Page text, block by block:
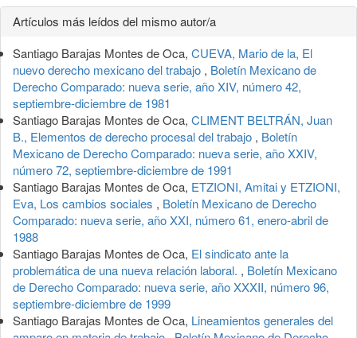
Detalles
del
artículo
Artículos más leídos del mismo autor/a
Santiago Barajas Montes de Oca, CUEVA, Mario de la, El
nuevo derecho mexicano del trabajo , Boletín Mexicano de
Derecho Comparado: nueva serie, año XIV, número 42,
septiembre-diciembre de 1981
Santiago Barajas Montes de Oca, CLIMENT BELTRÁN, Juan
B., Elementos de derecho procesal del trabajo , Boletín
Mexicano de Derecho Comparado: nueva serie, año XXIV,
número 72, septiembre-diciembre de 1991
Santiago Barajas Montes de Oca, ETZIONI, Amitai y ETZIONI,
Eva, Los cambios sociales , Boletín Mexicano de Derecho
Comparado: nueva serie, año XXI, número 61, enero-abril de
1988
Santiago Barajas Montes de Oca, El sindicato ante la
problemática de una nueva relación laboral. , Boletín Mexicano
de Derecho Comparado: nueva serie, año XXXII, número 96,
septiembre-diciembre de 1999
Santiago Barajas Montes de Oca, Lineamientos generales del